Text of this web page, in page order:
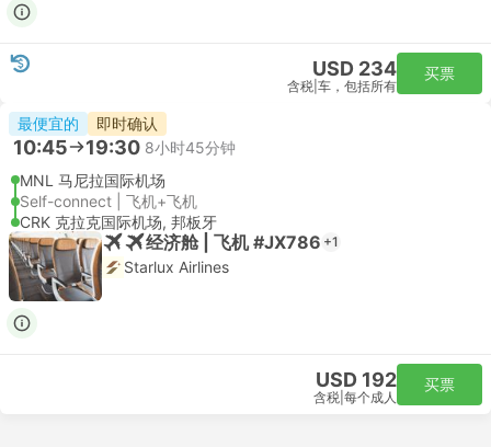
USD 234
含税 车，包括所有
买票
最便宜的 即时确认
10:45 19:30 8小时45分钟
MNL 马尼拉国际机场
Self-connect | 飞机+飞机
CRK 克拉克国际机场, 邦板牙
经济舱 | 飞机 #JX786 +1
Starlux Airlines
USD 192
含税 每个成人
买票